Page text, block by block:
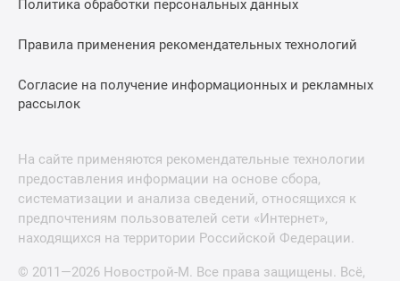
Политика обработки персональных данных
Правила применения рекомендательных технологий
Согласие на получение информационных и рекламных
рассылок
На сайте применяются рекомендательные технологии
предоставления информации на основе сбора,
систематизации и анализа сведений, относящихся к
предпочтениям пользователей сети «Интернет»,
находящихся на территории Российской Федерации.
© 2011—2026 Новострой-М. Все права защищены. Всё,